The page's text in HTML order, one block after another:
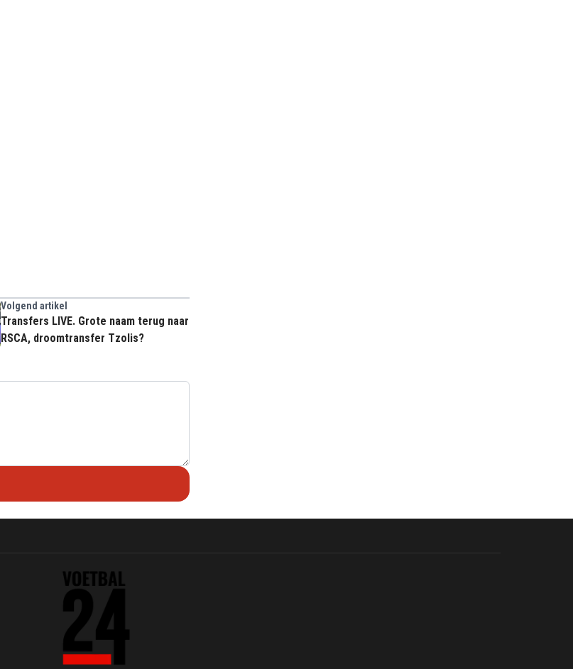
Volgend artikel
Transfers LIVE. Grote naam terug naar
RSCA, droomtransfer Tzolis?